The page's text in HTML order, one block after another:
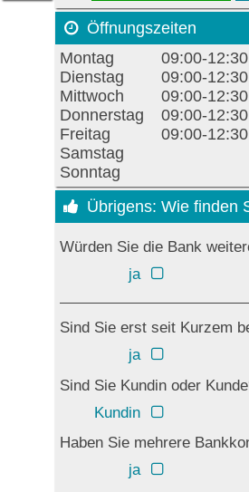
Öffnungszeiten
Montag
09:00-
Dienstag
09:00-
Mittwoch
09:00-12:30
Donnerstag
09:00-
Freitag
09:00-12:30
Samstag
Sonntag
Übrigens: Wie finden
Würden Sie die Bank
ja
Sind Sie erst seit Kurzem
ja
Sind Sie Kundin oder
Kundin
Haben Sie mehrere
ja